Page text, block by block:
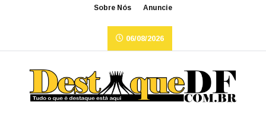
Sobre Nós Anuncie
06/08/2026